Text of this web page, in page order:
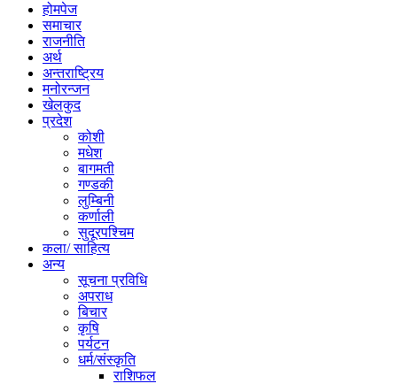
होमपेज
समाचार
राजनीति
अर्थ
अन्तराष्ट्रिय
मनोरन्जन
खेलकुद
प्रदेश
कोशी
मधेश
बागमती
गण्डकी
लुम्बिनी
कर्णाली
सुदूरपश्चिम
कला/ साहित्य
अन्य
सूचना प्रविधि
अपराध
बिचार
कृषि
पर्यटन
धर्म/संस्कृति
राशिफल